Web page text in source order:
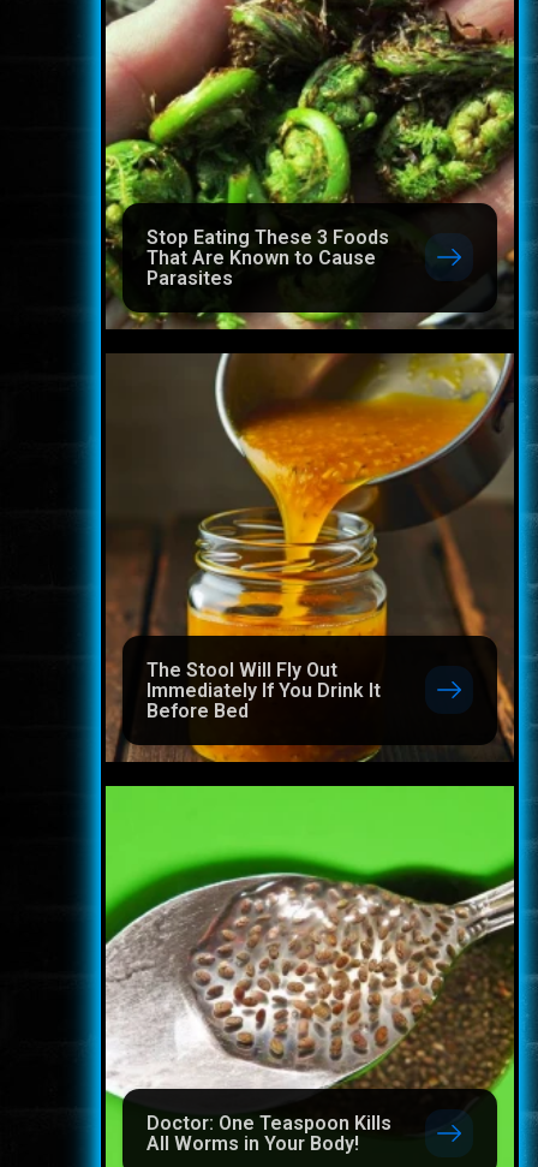
Stop Eating These 3 Foods
That Are Known to Cause
Parasites
The Stool Will Fly Out
Immediately If You Drink It
Before Bed
Doctor: One Teaspoon Kills
All Worms in Your Body!